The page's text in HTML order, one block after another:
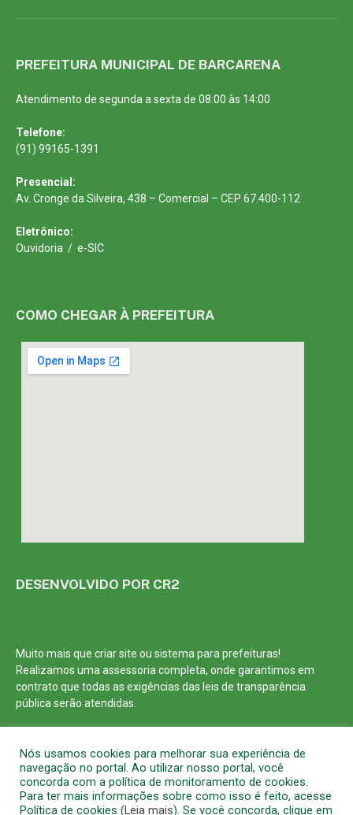
PREFEITURA MUNICIPAL DE BARCARENA
Atendimento de segunda a sexta de 08:00 às 14:00
Telefone:
(91) 99165-1391
Presencial:
Av. Cronge da Silveira, 438 – Comercial – CEP 67.400-112
Eletrônico:
Ouvidoria / e-SIC
COMO CHEGAR À PREFEITURA
DESENVOLVIDO POR CR2
Muito mais que criar site ou sistema para prefeituras!
Realizamos uma assessoria completa, onde garantimos em
contrato que todas as exigências das leis de transparência
pública serão atendidas.
Nós usamos cookies para melhorar sua experiência de
navegação no portal. Ao utilizar nosso portal, você
concorda com a política de monitoramento de cookies.
Para ter mais informações sobre como isso é feito, acesse
Política de cookies (Leia mais). Se você concorda, clique em